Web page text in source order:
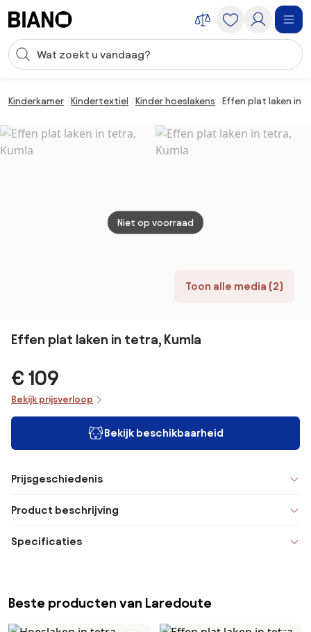
Zoekopdracht invoeren
Kinderkamer Kindertextiel Kinder hoeslakens Effen plat laken in
Toon alle media (2)
Niet op voorraad
Effen plat laken in tetra, Kumla
€ 109
Bekijk prijsverloop
Bekijk beschikbaarheid
Prijsgeschiedenis
Product beschrijving
Specificaties
Beste producten van Laredoute